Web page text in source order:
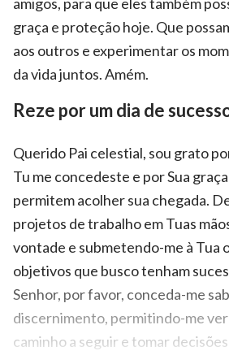
graça e proteção hoje. Que
aos outros e experimentar os
da vida juntos. Amém.
Reze por um dia de
Querido Pai celestial, sou grato
Tu me concedeste e por Sua
permitem acolher sua chegada.
projetos de trabalho em Tuas
vontade e submetendo-me à Tua
objetivos que busco tenham
Senhor, por favor, conceda-me
discernimento, permitindo-me
caminho a seguir e tomar